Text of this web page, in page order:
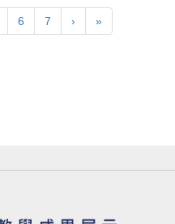
6 7 › »